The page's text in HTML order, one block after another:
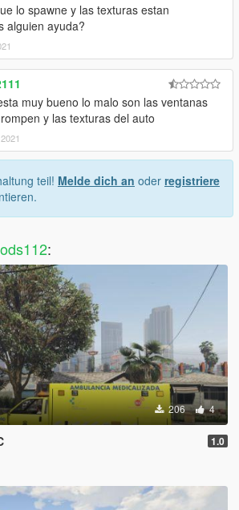
lo spawne y las texturas estan
alguien ayuda?
muy bueno lo malo son las ventanas
y las texturas del auto
teil! Melde dich an oder registriere
:
206 4
1.0